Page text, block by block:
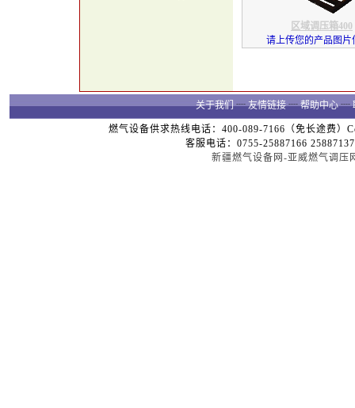
区域调压箱400
请上传您的产品图片
关于我们┈友情链接┈帮助中心┈
燃气设备供求热线电话：400-089-7166（免长途费
客服电话：0755-25887166
新疆燃气设备网-亚威燃气调压